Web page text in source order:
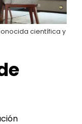
científica y